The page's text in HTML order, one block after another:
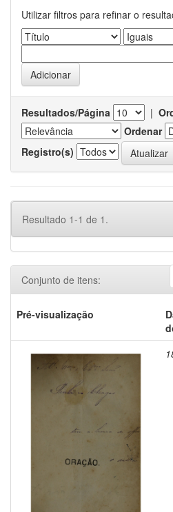
Utilizar filtros para refinar o
Resultados/Página |
Ordenar
Registro(s)
Resultado 1-1 de 1.
Conjunto de itens:
Pré-visualização